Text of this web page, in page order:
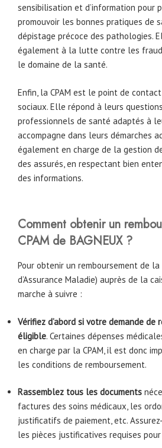
sensibilisation et d’information pour
promouvoir les bonnes pratiques de
dépistage précoce des pathologies.
également à la lutte contre les
le domaine de la santé.
Enfin, la CPAM est le point de
sociaux. Elle répond à leurs
professionnels de santé adaptés à
accompagne dans leurs démarches
également en charge de la gestion
des assurés, en respectant bien
des informations.
Comment obtenir un
CPAM de BAGNEUX ?
Pour obtenir un remboursement de la
d’Assurance Maladie) auprès de la
marche à suivre :
Vérifiez d’abord si votre demande de
éligible. Certaines dépenses
en charge par la CPAM, il est donc
les conditions de remboursement.
Rassemblez tous les documents
factures des soins médicaux, les
justificatifs de paiement, etc.
les pièces justificatives requises